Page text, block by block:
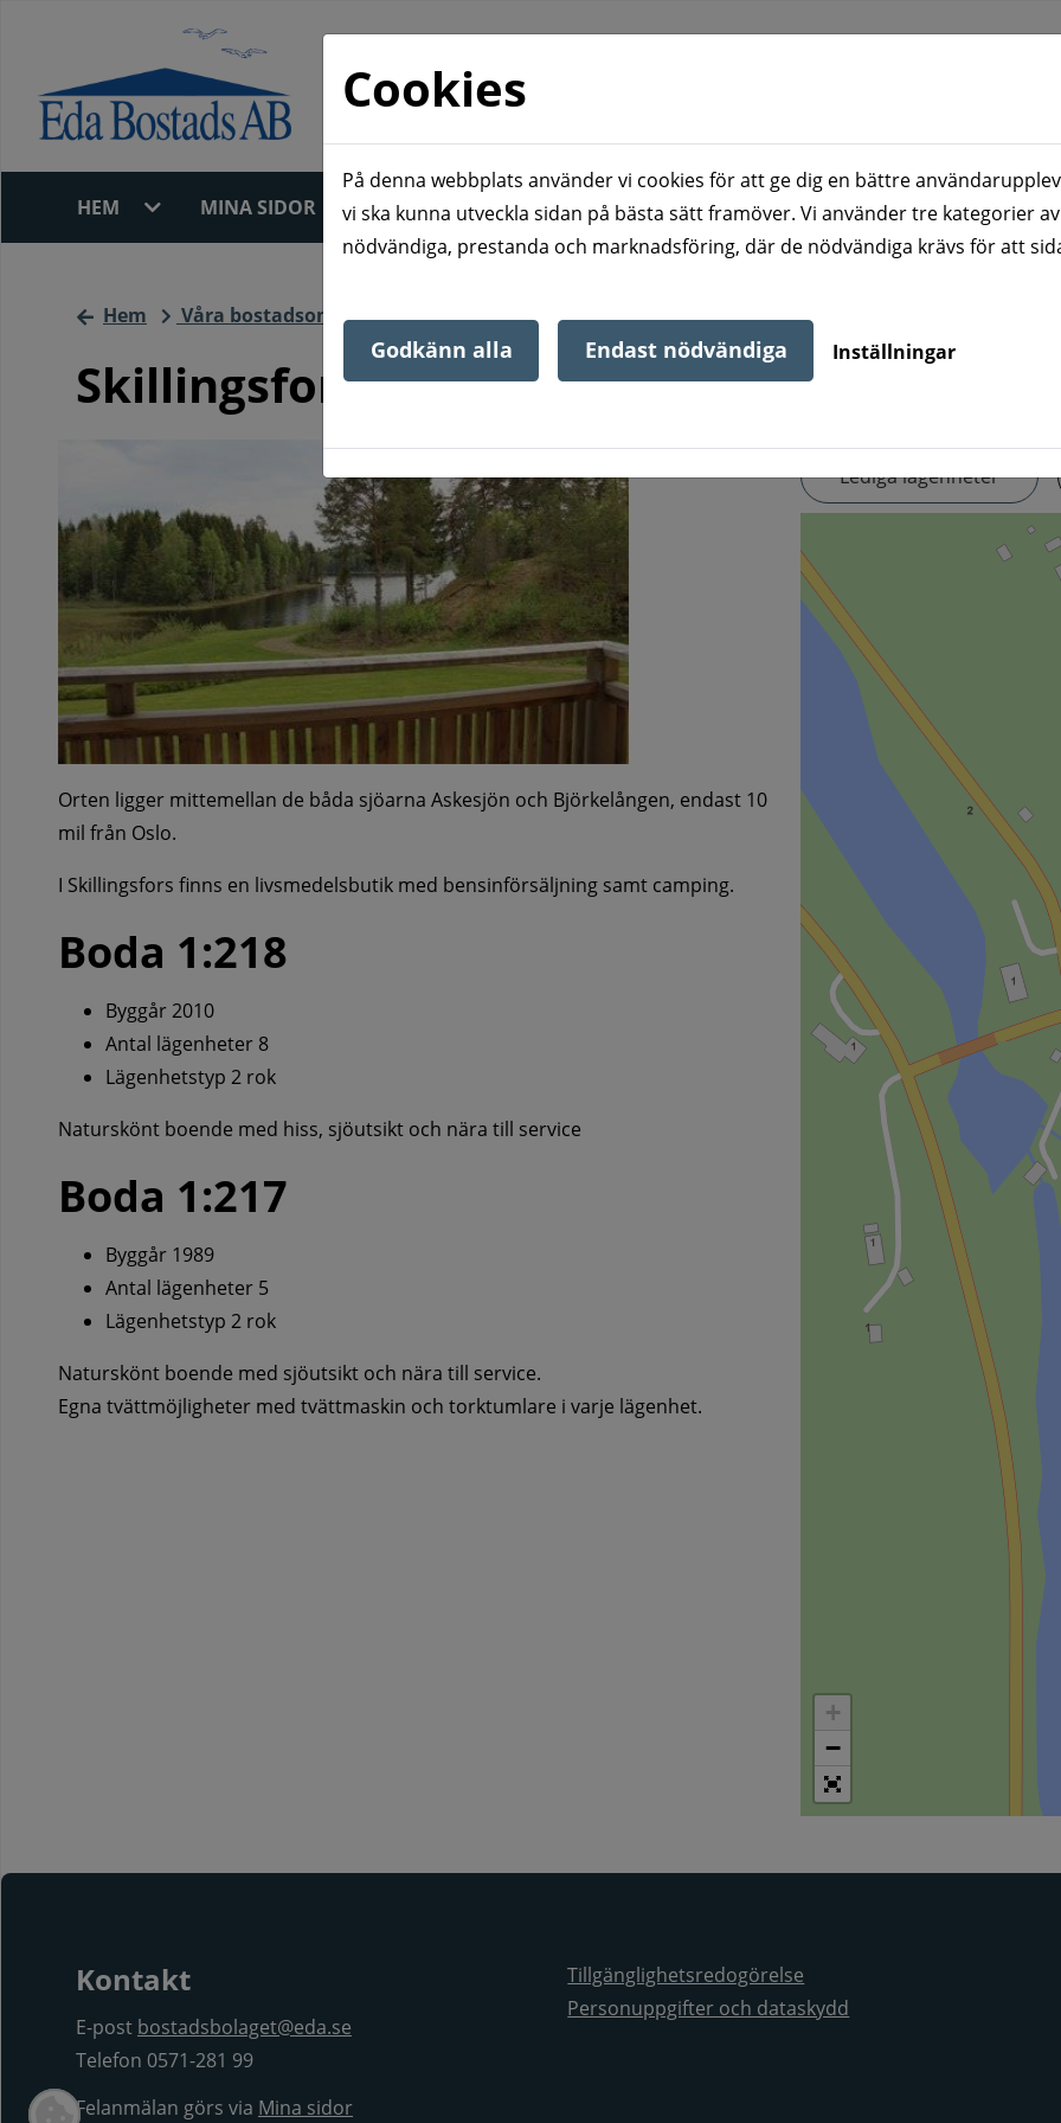
HEM MINA SIDOR LEDIGT JUST NU ATT BO HOS OSS VÅRA
Hem Våra bostadsområden Skillingsfors
Skillingsfors
Orten ligger mittemellan de båda sjöarna Askesjön och Björkelången, endast 10
mil från Oslo.
I Skillingsfors finns en livsmedelsbutik med bensinförsäljning samt camping.
Boda 1:218
Byggår 2010
Antal lägenheter 8
Lägenhetstyp 2 rok
Naturskönt boende med hiss, sjöutsikt och nära till service
Boda 1:217
Byggår 1989
Antal lägenheter 5
Lägenhetstyp 2 rok
Naturskönt boende med sjöutsikt och nära till service.
Egna tvättmöjligheter med tvättmaskin och torktumlare i varje lägenhet.
Lediga lägenheter
+
−
Kontakt
E-post bostadsbolaget@eda.se
Telefon 0571-281 99
Felanmälan görs via Mina sidor
Tillgänglighetsredogörelse
Personuppgifter och dataskydd
Cookies
På denna webbplats använder vi cookies för att ge dig en bättre
vi ska kunna utveckla sidan på bästa sätt framöver. Vi använder tre kategorier
nödvändiga, prestanda och marknadsföring, där de nödvändiga krävs för att
Godkänn alla Endast nödvändiga Inställningar